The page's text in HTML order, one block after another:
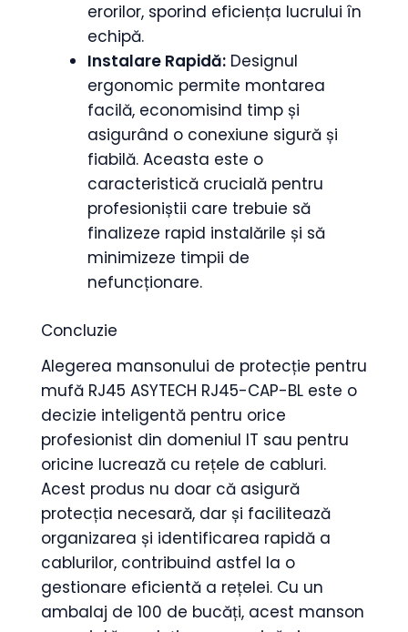
erorilor, sporind eficiența lucrului în
echipă.
Instalare Rapidă: Designul
ergonomic permite montarea
facilă, economisind timp și
asigurând o conexiune sigură și
fiabilă. Aceasta este o
caracteristică crucială pentru
profesioniștii care trebuie să
finalizeze rapid instalările și să
minimizeze timpii de
nefuncționare.
Concluzie
Alegerea mansonului de protecție pentru
mufă RJ45 ASYTECH RJ45-CAP-BL este o
decizie inteligentă pentru orice
profesionist din domeniul IT sau pentru
oricine lucrează cu rețele de cabluri.
Acest produs nu doar că asigură
protecția necesară, dar și facilitează
organizarea și identificarea rapidă a
cablurilor, contribuind astfel la o
gestionare eficientă a rețelei. Cu un
ambalaj de 100 de bucăți, acest manson